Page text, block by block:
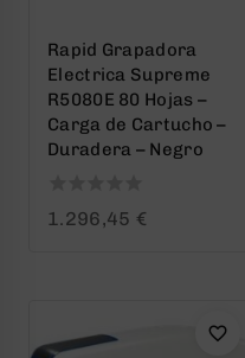
Rapid Grapadora
Electrica Supreme
R5080E 80 Hojas –
Carga de Cartucho –
Duradera – Negro
01.296,45 €